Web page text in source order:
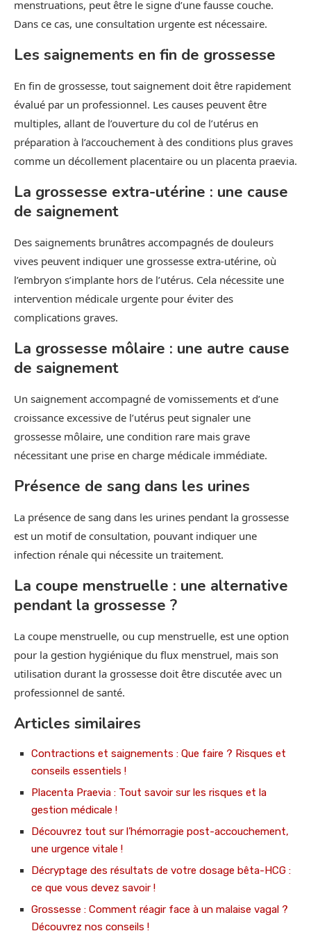
menstruations, peut être le signe d’une fausse couche.
Dans ce cas, une consultation urgente est nécessaire.
Les saignements en fin de grossesse
En fin de grossesse, tout saignement doit être rapidement
évalué par un professionnel. Les causes peuvent être
multiples, allant de l’ouverture du col de l’utérus en
préparation à l’accouchement à des conditions plus graves
comme un décollement placentaire ou un placenta praevia.
La grossesse extra-utérine : une cause
de saignement
Des saignements brunâtres accompagnés de douleurs
vives peuvent indiquer une grossesse extra-utérine, où
l’embryon s’implante hors de l’utérus. Cela nécessite une
intervention médicale urgente pour éviter des
complications graves.
La grossesse môlaire : une autre cause
de saignement
Un saignement accompagné de vomissements et d’une
croissance excessive de l’utérus peut signaler une
grossesse môlaire, une condition rare mais grave
nécessitant une prise en charge médicale immédiate.
Présence de sang dans les urines
La présence de sang dans les urines pendant la grossesse
est un motif de consultation, pouvant indiquer une
infection rénale qui nécessite un traitement.
La coupe menstruelle : une alternative
pendant la grossesse ?
La coupe menstruelle, ou cup menstruelle, est une option
pour la gestion hygiénique du flux menstruel, mais son
utilisation durant la grossesse doit être discutée avec un
professionnel de santé.
Articles similaires
Contractions et saignements : Que faire ? Risques et
conseils essentiels !
Placenta Praevia : Tout savoir sur les risques et la
gestion médicale !
Découvrez tout sur l’hémorragie post-accouchement,
une urgence vitale !
Décryptage des résultats de votre dosage bêta-HCG :
ce que vous devez savoir !
Grossesse : Comment réagir face à un malaise vagal ?
Découvrez nos conseils !